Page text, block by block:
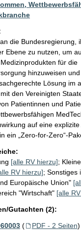
die Bundesregierung,
Ebene zu nutzen, um
für die
hinzuweisen
Lösung im
den Vereinigten
Patientinnen und
auf eine
ein „Zero-for-Zero“-
[alle RV hierzu];
RV hierzu]; Sonstiges
Europäische Union"
"Wirtschaft" [alle
Gutachten (2):
( PDF - 2 Seiten)